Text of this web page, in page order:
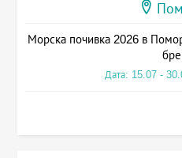
Морска почивка 2026 в
Дата: 15.07 -